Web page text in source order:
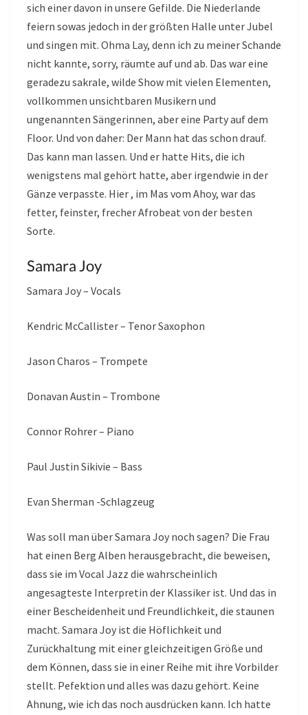
sich einer davon in unsere Gefilde. Die Niederlande
feiern sowas jedoch in der größten Halle unter Jubel
und singen mit. Ohma Lay, denn ich zu meiner Schande
nicht kannte, sorry, räumte auf und ab. Das war eine
geradezu sakrale, wilde Show mit vielen Elementen,
vollkommen unsichtbaren Musikern und
ungenannten Sängerinnen, aber eine Party auf dem
Floor. Und von daher: Der Mann hat das schon drauf.
Das kann man lassen. Und er hatte Hits, die ich
wenigstens mal gehört hatte, aber irgendwie in der
Gänze verpasste. Hier , im Mas vom Ahoy, war das
fetter, feinster, frecher Afrobeat von der besten
Sorte.
Samara Joy
Samara Joy – Vocals
Kendric McCallister – Tenor Saxophon
Jason Charos – Trompete
Donavan Austin – Trombone
Connor Rohrer – Piano
Paul Justin Sikivie – Bass
Evan Sherman -Schlagzeug
Was soll man über Samara Joy noch sagen? Die Frau
hat einen Berg Alben herausgebracht, die beweisen,
dass sie im Vocal Jazz die wahrscheinlich
angesagteste Interpretin der Klassiker ist. Und das in
einer Bescheidenheit und Freundlichkeit, die staunen
macht. Samara Joy ist die Höflichkeit und
Zurückhaltung mit einer gleichzeitigen Größe und
dem Können, dass sie in einer Reihe mit ihre Vorbilder
stellt. Pefektion und alles was dazu gehört. Keine
Ahnung, wie ich das noch ausdrücken kann. Ich hatte